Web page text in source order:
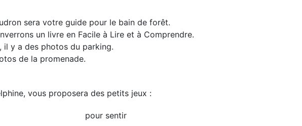
sera votre guide pour le bain de forêt.
un livre en Facile à Lire et à Comprendre.
il y a des photos du parking.
de la promenade.
vous proposera des petits jeux :
pour sentir